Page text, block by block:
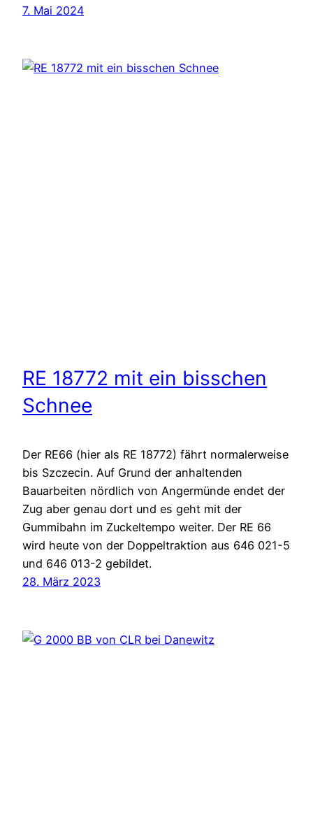
7. Mai 2024
RE 18772 mit ein bisschen
Schnee
Der RE66 (hier als RE 18772) fährt normalerweise
bis Szczecin. Auf Grund der anhaltenden
Bauarbeiten nördlich von Angermünde endet der
Zug aber genau dort und es geht mit der
Gummibahn im Zuckeltempo weiter. Der RE 66
wird heute von der Doppeltraktion aus 646 021-5
und 646 013-2 gebildet.
28. März 2023